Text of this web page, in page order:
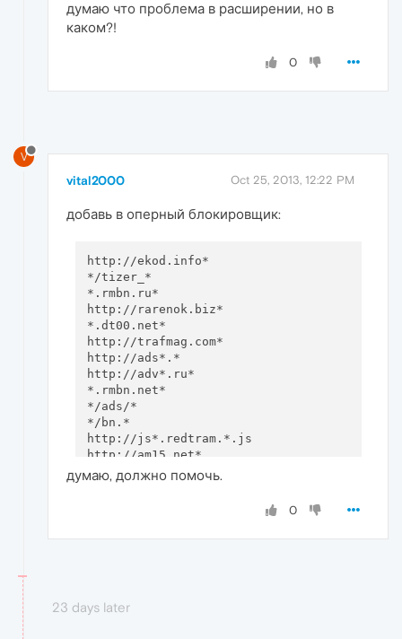
думаю что проблема в расширении, но в
каком?!
0
V
vital2000 Oct 25, 2013, 12:22 PM
добавь в оперный блокировщик:
http://ekod.info*
*/tizer_*
*.rmbn.ru*
http://rarenok.biz*
*.dt00.net*
http://trafmag.com*
http://ads*.*
http://adv*.ru*
*.rmbn.net*
*/ads/*
*/bn.*
http://js*.redtram.*.js
http://am15.net*
думаю, должно помочь.
0
23 days later